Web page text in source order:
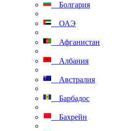
Болгария
ОАЭ
Афганистан
Албания
Австралия
Барбадос
Бахрейн